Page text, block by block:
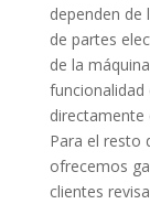
dependen de
de partes
de la
directamente
Para el resto
ofrecemos
clientes